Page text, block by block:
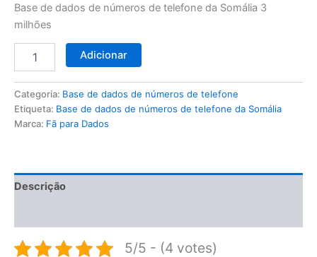
Base de dados de números de telefone da Somália 3
milhões
Adicionar
Categoria: Base de dados de números de telefone
Etiqueta: Base de dados de números de telefone da Somália
Marca: Fã para Dados
Descrição
5/5 - (4 votes)